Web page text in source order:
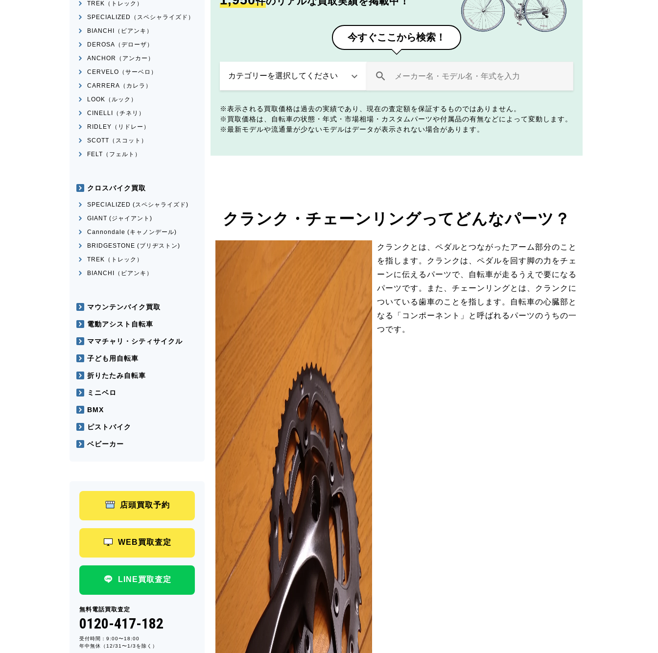
今すぐここから検索！
表示される買取価格は過去の実績であり、現在の査定額を保証するものではありません。
買取価格は、自転車の状態・年式・市場相場・カスタムパーツや付属品の有無などによって変動します。
最新モデルや流通量が少ないモデルはデータが表示されない場合があります。
クランク・チェーンリングってどんなパーツ？
クランクとは、ペダルとつながったアーム部分のこと
を指します。クランクは、ペダルを回す脚の力をチェ
ーンに伝えるパーツで、自転車が走るうえで要になる
パーツです。また、チェーンリングとは、クランクに
ついている歯車のことを指します。自転車の心臓部と
なる「コンポーネント」と呼ばれるパーツのうちの一
つです。
TREK（トレック）
SPECIALIZED（スペシャライズド）
BIANCHI（ビアンキ）
DEROSA（デローザ）
ANCHOR（アンカー）
CERVELO（サーベロ）
CARRERA（カレラ）
LOOK（ルック）
CINELLI（チネリ）
RIDLEY（リドレー）
SCOTT（スコット）
FELT（フェルト）
クロスバイク買取
SPECIALIZED (スペシャライズド)
GIANT (ジャイアント)
Cannondale (キャノンデール)
BRIDGESTONE (ブリヂストン)
TREK（トレック）
BIANCHI（ビアンキ）
マウンテンバイク買取
電動アシスト自転車
ママチャリ・シティサイクル
子ども用自転車
折りたたみ自転車
ミニベロ
BMX
ピストバイク
ベビーカー
店頭買取予約
WEB買取査定
LINE買取査定
無料電話買取査定
0120-417-182
受付時間：9:00〜18:00
年中無休（12/31〜1/3を除く）